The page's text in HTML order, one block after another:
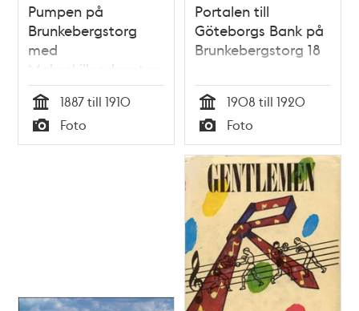
Pumpen på
Brunkebergstorg
med
Malmskillnadsgatan
norrut i fonden.
Telefontornet
byggdes 1887, revs
1953. T.h. ligger
Tid
1887 till 1910
Typ
Foto
Portalen till
Göteborgs Bank på
Brunkebergstorg 18
Tid
1908 till 1920
Typ
Foto